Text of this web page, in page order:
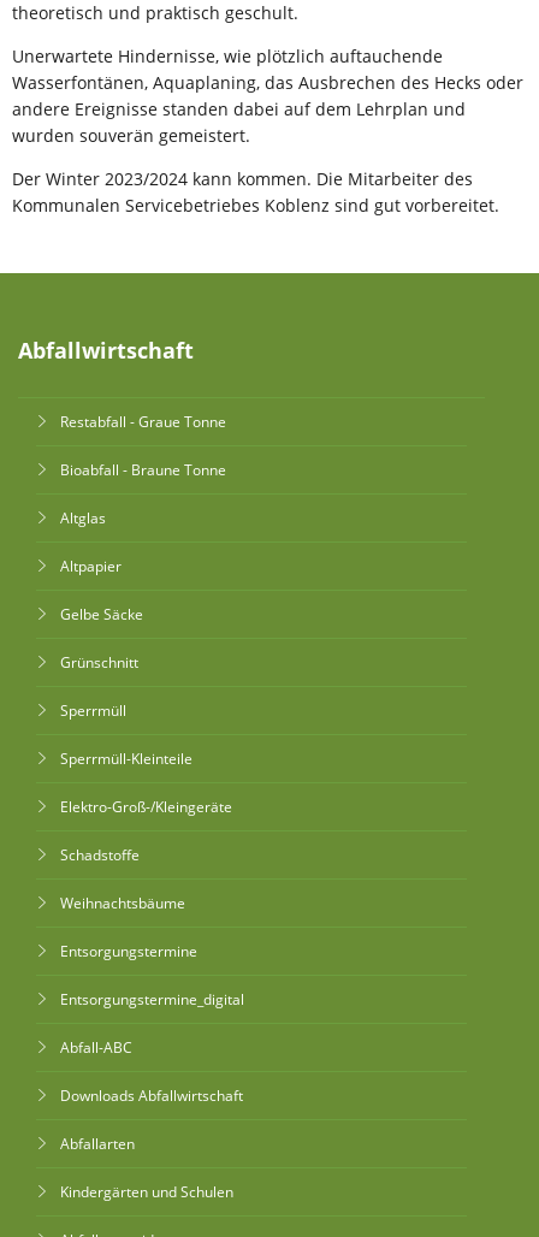
theoretisch und praktisch geschult.
Unerwartete Hindernisse, wie plötzlich auftauchende
Wasserfontänen, Aquaplaning, das Ausbrechen des Hecks oder
andere Ereignisse standen dabei auf dem Lehrplan und
wurden souverän gemeistert.
Der Winter 2023/2024 kann kommen. Die Mitarbeiter des
Kommunalen Servicebetriebes Koblenz sind gut vorbereitet.
Abfallwirtschaft
Restabfall - Graue Tonne
Bioabfall - Braune Tonne
Altglas
Altpapier
Gelbe Säcke
Grünschnitt
Sperrmüll
Sperrmüll-Kleinteile
Elektro-Groß-/Kleingeräte
Schadstoffe
Weihnachtsbäume
Entsorgungstermine
Entsorgungstermine_digital
Abfall-ABC
Downloads Abfallwirtschaft
Abfallarten
Kindergärten und Schulen